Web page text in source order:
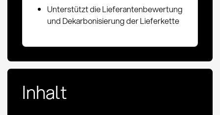
Unterstützt die Lieferantenbewertung
und Dekarbonisierung der Lieferkette
Inhalt